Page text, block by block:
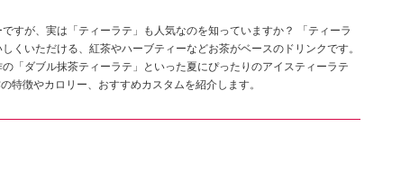
すが、実は「ティーラテ」も人気なのを知っていますか？ 「ティーラ
くいただける、紅茶やハーブティーなどお茶がベースのドリンクです。
「ダブル抹茶ティーラテ」といった夏にぴったりのアイスティーラテ
特徴やカロリー、おすすめカスタムを紹介します。